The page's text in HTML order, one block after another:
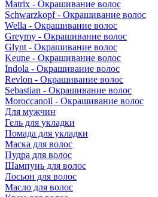
Matrix - Окрашивание волос
Schwarzkopf - Окрашивание волос
Wella - Окрашивание волос
Greymy - Окрашивание волос
Glynt - Окрашивание волос
Keune - Окрашивание волос
Indola - Окрашивание волос
Revlon - Окрашивание волос
Sebastian - Окрашивание волос
Moroccanoil - Окрашивание волос
Для мужчин
Гель для укладки
Помада для укладки
Маска для волос
Пудра для волос
Шампунь для волос
Лосьон для волос
Масло для волос